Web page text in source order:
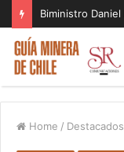
Home / Destacados